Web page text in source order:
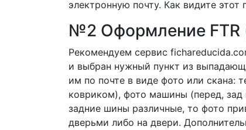
электронную почту. Как видите
№2 Оформление FTR
Рекомендуем сервис
и выбран нужный пункт из
им по почте в виде фото или скана:
ковриком), фото машины (перед,
задние шины различные, то фото
дверьми либо на двери.